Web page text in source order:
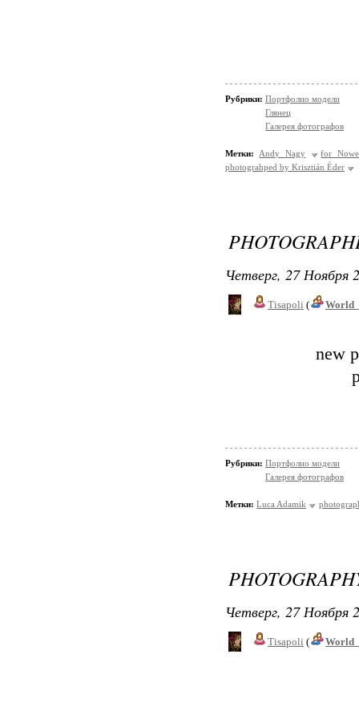
Рубрики: Портфолио модели
Глянец
Галерея фотографов
Метки: Andy Nagy
for
photograhped by Krisztián Éder
Четверг, 27 Ноября
Tisapoli (
new
Рубрики: Портфолио модели
Галерея фотографов
Метки: Luca Adamik
Четверг, 27 Ноября
Tisapoli (